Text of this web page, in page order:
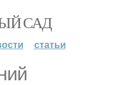
САД
статьи